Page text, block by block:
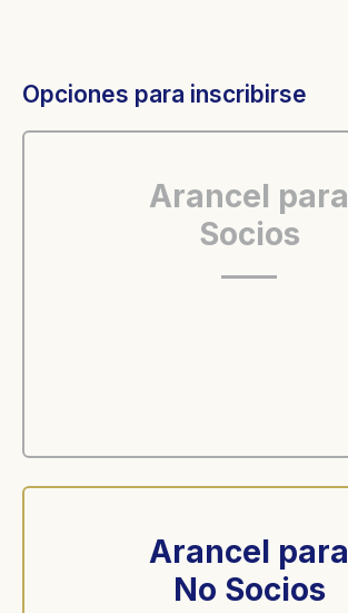
Opciones para inscribirse
Arancel para
Socios
Arancel para
No Socios